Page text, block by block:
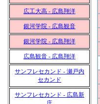
広工大高 - 広島翔洋
銀河学院 - 広島観音
銀河学院 - 広島翔洋
広島観音 - 広島翔洋
サンフレセカンド - 瀬戸内
セカンド
サンフレセカンド - 広島新